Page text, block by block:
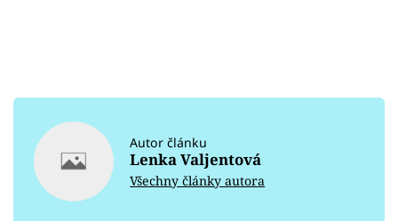
Autor článku
Lenka Valjentová
Všechny články autora